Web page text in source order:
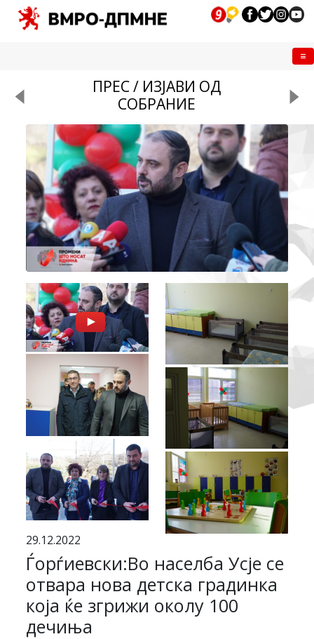
ПРЕС / ИЗЈАВИ ОД
СОБРАНИЕ
29.12.2022
Ѓорѓиевски:Во населба Усје се
отвара нова детска градинка
која ќе згрижи околу 100
дечиња